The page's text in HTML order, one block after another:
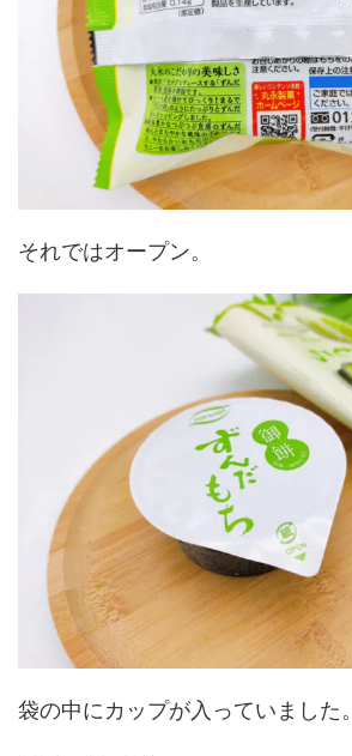
それではオープン。
袋の中にカップが入っていました。